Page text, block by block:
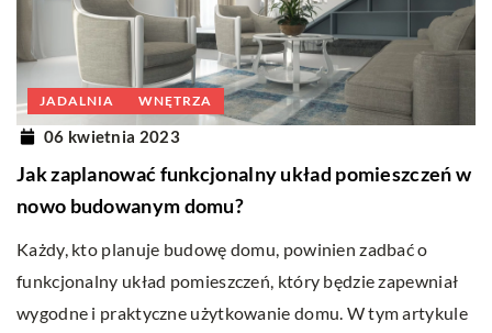
JADALNIA WNĘTRZA
06 kwietnia 2023
Jak zaplanować funkcjonalny układ pomieszczeń w
nowo budowanym domu?
Każdy, kto planuje budowę domu, powinien zadbać o
funkcjonalny układ pomieszczeń, który będzie zapewniał
wygodne i praktyczne użytkowanie domu. W tym artykule